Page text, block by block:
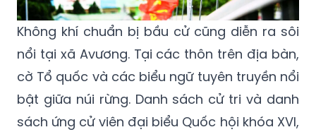
Không khí chuẩn bị bầu cử cũng diễn ra sôi
nổi tại xã Avương. Tại các thôn trên địa bàn,
cờ Tổ quốc và các biểu ngữ tuyên truyền nổi
bật giữa núi rừng. Danh sách cử tri và danh
sách ứng cử viên đại biểu Quốc hội khóa XVI,